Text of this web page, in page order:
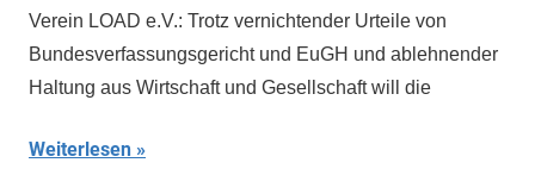
Verein LOAD e.V.: Trotz vernichtender Urteile von
Bundesverfassungsgericht und EuGH und ablehnender
Haltung aus Wirtschaft und Gesellschaft will die
Weiterlesen